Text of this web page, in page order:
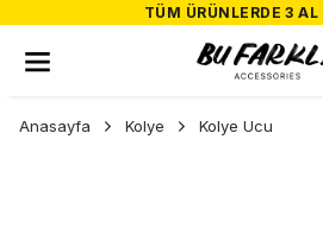
TÜM ÜRÜNLERDE 3 AL
Anasayfa Kolye Kolye Ucu